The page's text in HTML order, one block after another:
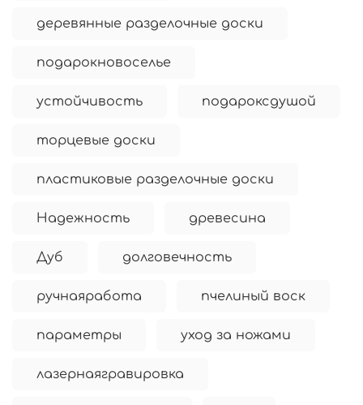
деревянные разделочные доски
подарокновоселье
устойчивость подароксдушой
торцевые доски
пластиковые разделочные доски
Надежность древесина
Дуб долговечность
ручнаяработа пчелиный воск
параметры уход за ножами
лазернаягравировка